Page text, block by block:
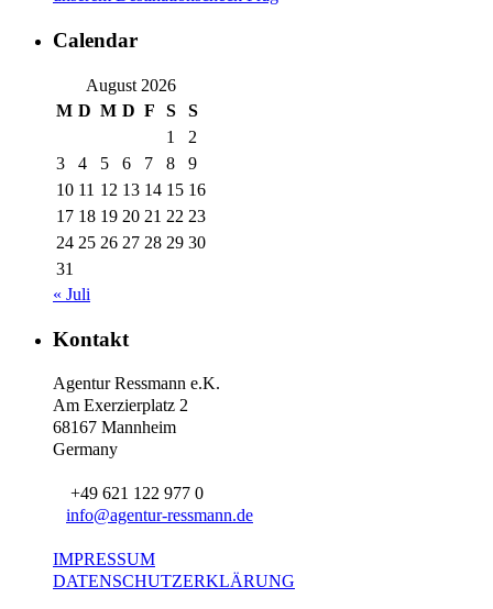
Calendar
August 2026
M D M D F S
S
1
2
3
4 5 6 7 8
9
10 11 12 13 14 15 16
17 18 19 20 21 22 23
24 25 26 27 28 29 30
31
« Juli
Kontakt
Agentur Ressmann e.K.
Am Exerzierplatz 2
68167 Mannheim
Germany
+49 621 122 977 0
info@agentur-ressmann.de
IMPRESSUM
DATENSCHUTZERKLÄRUNG